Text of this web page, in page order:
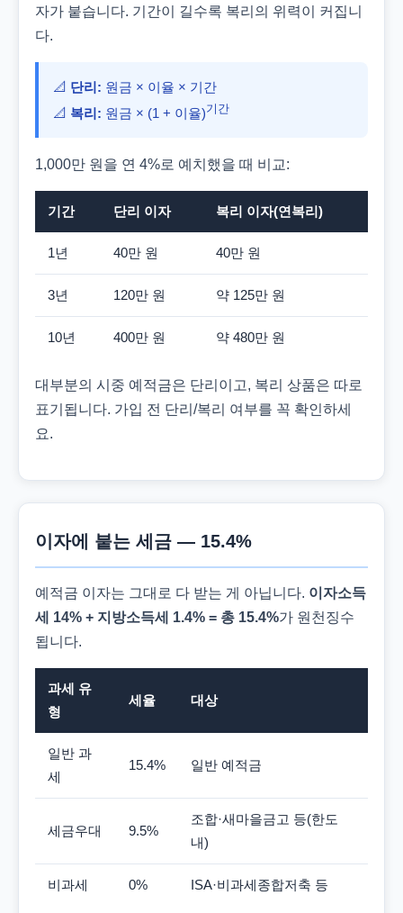
자가 붙습니다. 기간이 길수록 복리의 위력이 커집니
다.
📐 단리: 원금 × 이율 × 기간
📐 복리: 원금 × (1 + 이율)기간
1,000만 원을 연 4%로 예치했을 때 비교:
기간 단리 이자 복리 이자(연복리)
1년 40만 원 40만 원
3년 120만 원 약 125만 원
10년 400만 원 약 480만 원
대부분의 시중 예적금은 단리이고, 복리 상품은 따로
표기됩니다. 가입 전 단리/복리 여부를 꼭 확인하세
요.
이자에 붙는 세금 — 15.4%
예적금 이자는 그대로 다 받는 게 아닙니다. 이자소득
세 14% + 지방소득세 1.4% = 총 15.4%가 원천징수
됩니다.
과세 유
형
세율 대상
일반 과
세
15.4% 일반 예적금
세금우대 9.5%
조합·새마을금고 등(한도
내)
비과세 0% ISA·비과세종합저축 등